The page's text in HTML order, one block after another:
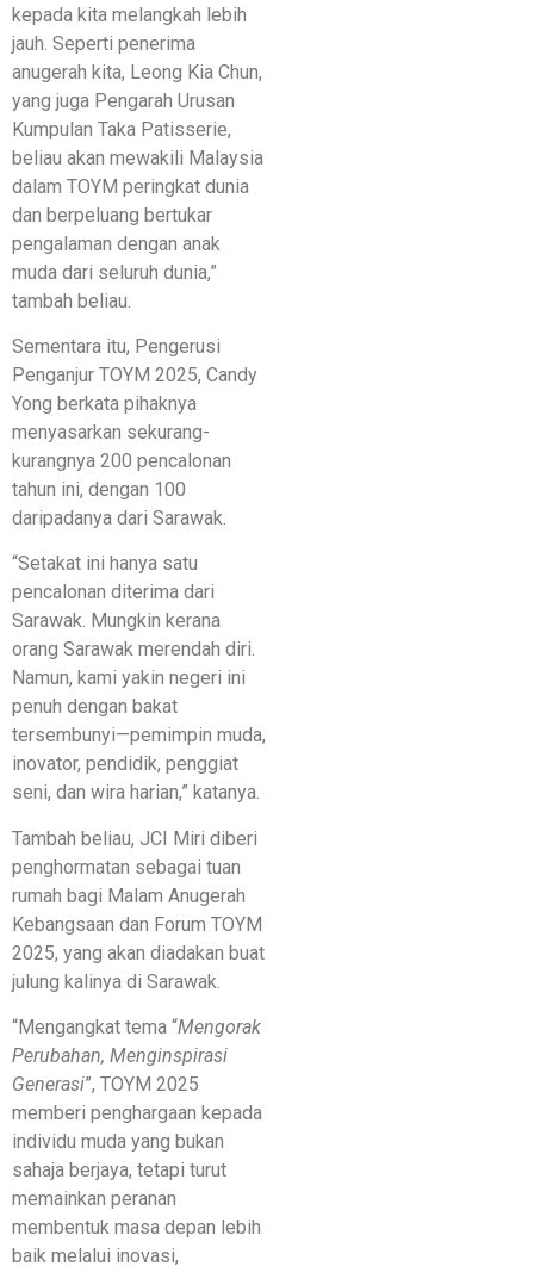
kepada kita melangkah lebih
jauh. Seperti penerima
anugerah kita, Leong Kia Chun,
yang juga Pengarah Urusan
Kumpulan Taka Patisserie,
beliau akan mewakili Malaysia
dalam TOYM peringkat dunia
dan berpeluang bertukar
pengalaman dengan anak
muda dari seluruh dunia,”
tambah beliau.
Sementara itu, Pengerusi
Penganjur TOYM 2025, Candy
Yong berkata pihaknya
menyasarkan sekurang-
kurangnya 200 pencalonan
tahun ini, dengan 100
daripadanya dari Sarawak.
“Setakat ini hanya satu
pencalonan diterima dari
Sarawak. Mungkin kerana
orang Sarawak merendah diri.
Namun, kami yakin negeri ini
penuh dengan bakat
tersembunyi—pemimpin muda,
inovator, pendidik, penggiat
seni, dan wira harian,” katanya.
Tambah beliau, JCI Miri diberi
penghormatan sebagai tuan
rumah bagi Malam Anugerah
Kebangsaan dan Forum TOYM
2025, yang akan diadakan buat
julung kalinya di Sarawak.
“Mengangkat tema “Mengorak
Perubahan, Menginspirasi
Generasi”, TOYM 2025
memberi penghargaan kepada
individu muda yang bukan
sahaja berjaya, tetapi turut
memainkan peranan
membentuk masa depan lebih
baik melalui inovasi,